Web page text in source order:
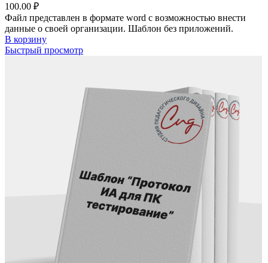
100.00 ₽
Файл представлен в формате word с возможностью внести
данные о своей организации. Шаблон без приложений.
В корзину
Быстрый просмотр